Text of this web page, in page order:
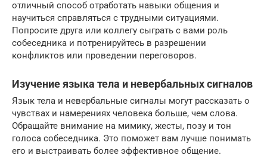
отличный способ отработать навыки общения и
научиться справляться с трудными ситуациями.
Попросите друга или коллегу сыграть с вами роль
собеседника и потренируйтесь в разрешении
конфликтов или проведении переговоров.
Изучение языка тела и невербальных сигналов
Язык тела и невербальные сигналы могут рассказать о
чувствах и намерениях человека больше, чем слова.
Обращайте внимание на мимику, жесты, позу и тон
голоса собеседника. Это поможет вам лучше понимать
его и выстраивать более эффективное общение.